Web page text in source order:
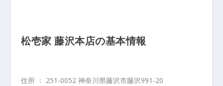
松壱家 藤沢本店の基本情報
住所 ： 251-0052 神奈川県藤沢市藤沢991-20